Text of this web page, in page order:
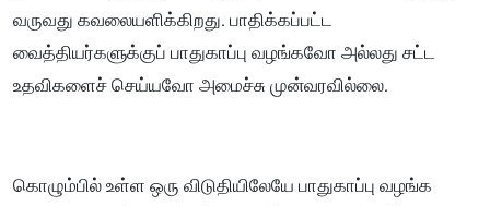
வருவது கவலையளிக்கிறது. பாதிக்கப்பட்ட
வைத்தியர்களுக்குப் பாதுகாப்பு வழங்கவோ அல்லது சட்ட
உதவிகளைச் செய்யவோ அமைச்சு முன்வரவில்லை.
கொழும்பில் உள்ள ஒரு விடுதியிலேயே பாதுகாப்பு வழங்க